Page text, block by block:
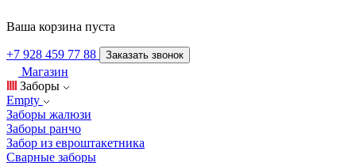
Ваша корзина пуста
+7 928 459 77 88 Заказать звонок
Магазин
Заборы
Empty
Заборы жалюзи
Заборы ранчо
Забор из евроштакетника
Сварные заборы